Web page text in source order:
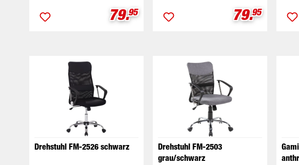
Verkaufspreis:
79.95 79.95
Drehstuhl FM-2526 schwarz
Drehstuhl FM-2503
grau/schwarz